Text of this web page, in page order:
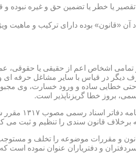
یا خطر یا تضمین حق و غیره نبوده و
آن «قانون» بوده دارای ترکیب و ماهیت
اشخاص اعم از حقیقی یا حقوقی،
در قیاس با سایر مشاغل حرفه ای
خطایی ساده و ورود خسارت، وی
بروز خطا گریزناپذیر است.
مبحث سوم):
که برخلاف قانون سندی را تنظیم و ثبت
و دفتریاران عنوان نموده است